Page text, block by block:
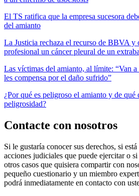
El TS ratifica que la empresa sucesora
del amianto
La Justicia rechaza el recurso de BBVA y
profesional un cáncer pleural de un
Las víctimas del amianto, al límite: “Van
les compensa por el daño sufrido”
¿Por qué es peligroso el amianto y de qué
peligrosidad?
Contacte con nosotros
Si le gustaría conocer sus derechos, si
acciones judiciales que puede ejercitar o
otros casos que quisiera compartir con
pequeño cuestionario y un miembro
podrá inmediatamente en contacto con